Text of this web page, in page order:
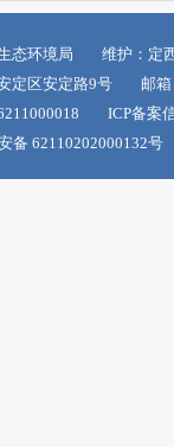
态环境局 维护：定
定区安定路9号 邮箱
ICP备案
备 62110202000132号